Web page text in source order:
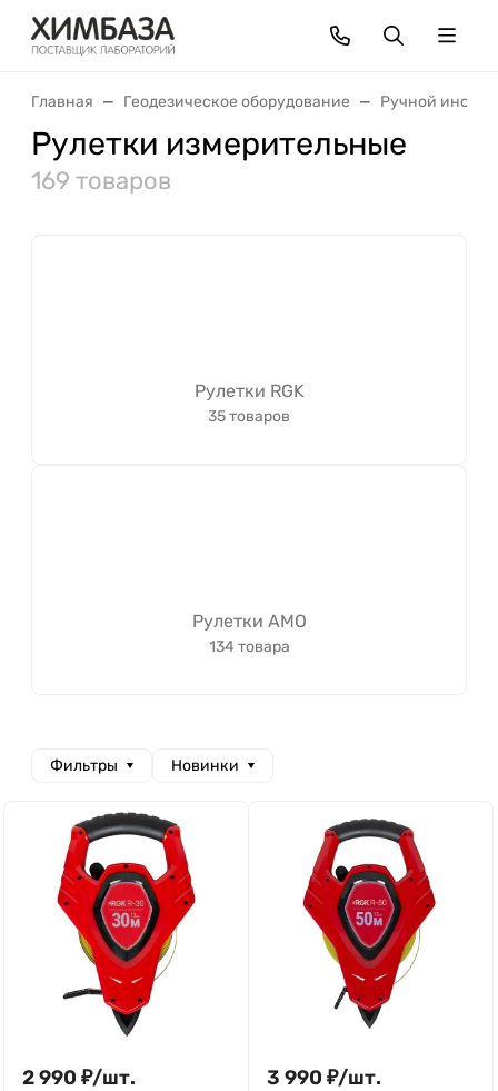
Главная Геодезическое оборудование Ручной
Рулетки измерительные
169 товаров
Рулетки RGK
35 товаров
Рулетки AMO
134 товара
Фильтры Новинки
2 990 ₽/шт. 3 990 ₽/шт.